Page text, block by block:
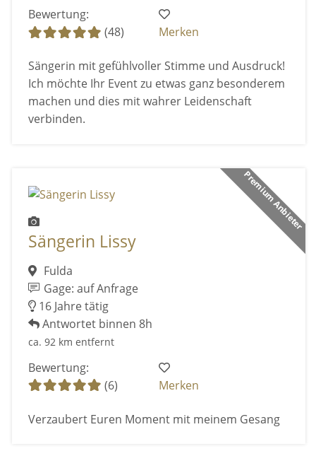
Bewertung:
(48)
Merken
Sängerin mit gefühlvoller Stimme und Ausdruck!
Ich möchte Ihr Event zu etwas ganz besonderem
machen und dies mit wahrer Leidenschaft
verbinden.
Premium Anbieter
Sängerin Lissy
Fulda
Gage: auf Anfrage
16 Jahre tätig
Antwortet binnen 8h
ca. 92 km entfernt
Bewertung:
(6)
Merken
Verzaubert Euren Moment mit meinem Gesang